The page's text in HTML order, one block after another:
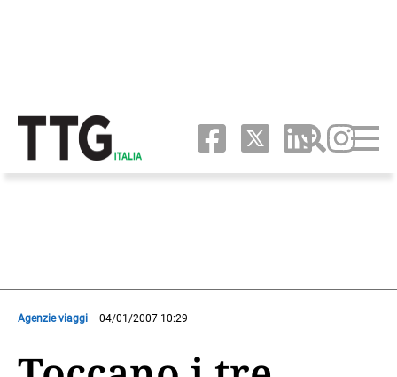
Agenzie viaggi 04/01/2007 10:29